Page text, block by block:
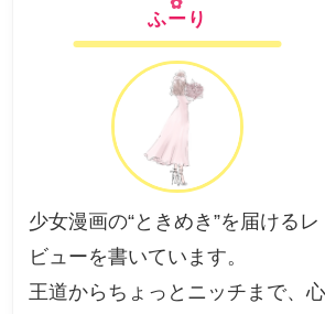
ふーり
少女漫画の“ときめき”を届けるレ
ビューを書いています。
王道からちょっとニッチまで、心